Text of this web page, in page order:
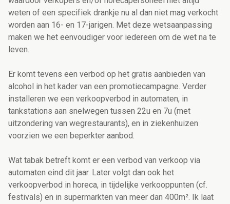
weten of een specifiek drankje nu al dan niet mag verkocht
worden aan 16- en 17-jarigen. Met deze wetsaanpassing
maken we het eenvoudiger voor iedereen om de wet na te
leven.
Er komt tevens een verbod op het gratis aanbieden van
alcohol in het kader van een promotiecampagne. Verder
installeren we een verkoopverbod in automaten, in
tankstations aan snelwegen tussen 22u en 7u (met
uitzondering van wegrestaurants), en in ziekenhuizen
voorzien we een beperkter aanbod.
Wat tabak betreft komt er een verbod van verkoop via
automaten eind dit jaar. Later volgt dan ook het
verkoopverbod in horeca, in tijdelijke verkooppunten (cf.
festivals) en in supermarkten van meer dan 400m². Ik laat